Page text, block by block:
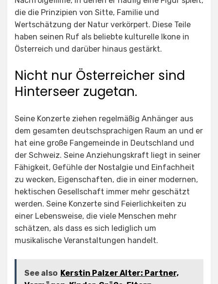
die die Prinzipien von Sitte, Familie und
Wertschätzung der Natur verkörpert. Diese Teile
haben seinen Ruf als beliebte kulturelle Ikone in
Österreich und darüber hinaus gestärkt.
Nicht nur Österreicher sind
Hinterseer zugetan.
Seine Konzerte ziehen regelmäßig Anhänger aus
dem gesamten deutschsprachigen Raum an und er
hat eine große Fangemeinde in Deutschland und
der Schweiz. Seine Anziehungskraft liegt in seiner
Fähigkeit, Gefühle der Nostalgie und Einfachheit
zu wecken, Eigenschaften, die in einer modernen,
hektischen Gesellschaft immer mehr geschätzt
werden. Seine Konzerte sind Feierlichkeiten zu
einer Lebensweise, die viele Menschen mehr
schätzen, als dass es sich lediglich um
musikalische Veranstaltungen handelt.
See also Kerstin Palzer Alter: Partner,